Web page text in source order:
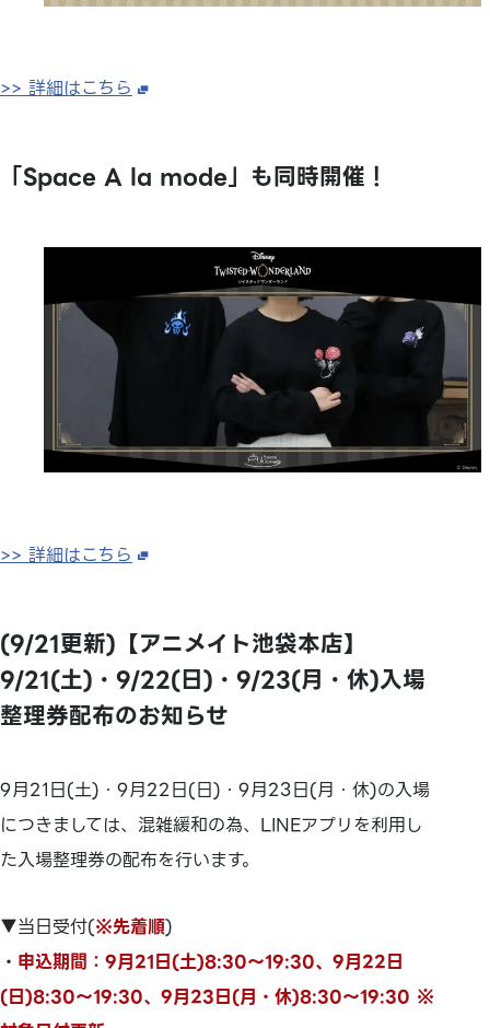
>> 詳細はこちら
「Space A la mode」も同時開催！
>> 詳細はこちら
(9/21更新)【アニメイト池袋本店】
9/21(土)・9/22(日)・9/23(月・休)入場
整理券配布のお知らせ
9月21日(土)・9月22日(日)・9月23日(月・休)の入場
につきましては、混雑緩和の為、LINEアプリを利用し
た入場整理券の配布を行います。
▼当日受付(※先着順)
・ 申込期間：9月21日(土)8:30～19:30、9月22日
(日)8:30～19:30、9月23日(月・休)8:30～19:30 ※